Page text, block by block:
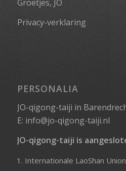
Groetjes, JO
Privacy-verklaring
PERSONALIA
JO-qigong-taiji in
E: info@jo-qigong-taiji.nl
JO-qigong-taiji is
Internationale LaoShan